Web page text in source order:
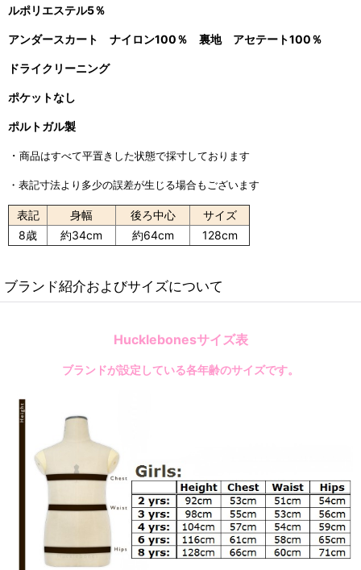
ルポリエステル5％
アンダースカート ナイロン100％ 裏地 アセテート100％
ドライクリーニング
ポケットなし
ポルトガル製
・ 商品はすべて平置きした状態で採寸しております
・表記寸法より多少の誤差が生じる場合もございます
表記 身幅 後ろ中心
サイズ
8歳
約34cm 約64cm 128cm
ブランド紹介およびサイズについて
Hucklebonesサイズ表
ブランドが設定している各年齢のサイズです。